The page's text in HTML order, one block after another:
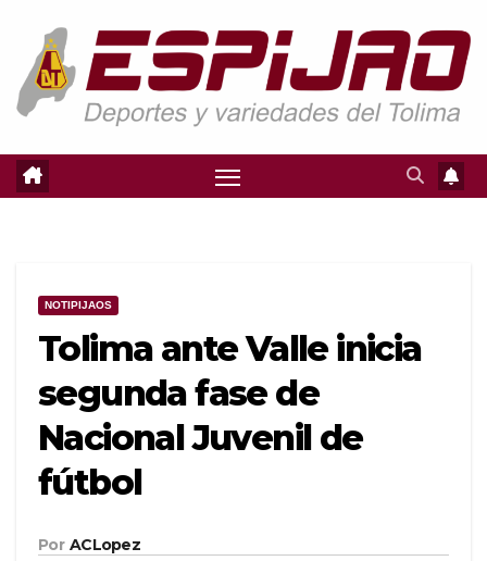
contenido
NOTIPIJAOS
Tolima ante Valle inicia
segunda fase de
Nacional Juvenil de
fútbol
Por ACLopez